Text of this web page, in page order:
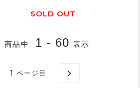
SOLD OUT
商品中 1 - 60 表示
1 ページ目